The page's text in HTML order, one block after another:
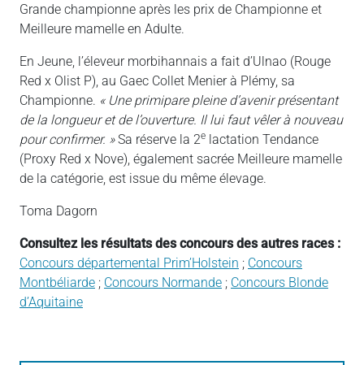
Grande championne après les prix de Championne et
Meilleure mamelle en Adulte.
En Jeune, l’éleveur morbihannais a fait d’Ulnao (Rouge
Red x Olist P), au Gaec Collet Menier à Plémy, sa
Championne. « Une primipare pleine d’avenir présentant
de la longueur et de l’ouverture. Il lui faut vêler à nouveau
pour confirmer. »Sa réserve la 2e lactation Tendance
(Proxy Red x Nove), également sacrée Meilleure mamelle
de la catégorie, est issue du même élevage.
Toma Dagorn
Consultez les résultats des concours des autres races :
Concours départemental Prim’Holstein ; Concours
Montbéliarde ; Concours Normande ; Concours Blonde
d’Aquitaine